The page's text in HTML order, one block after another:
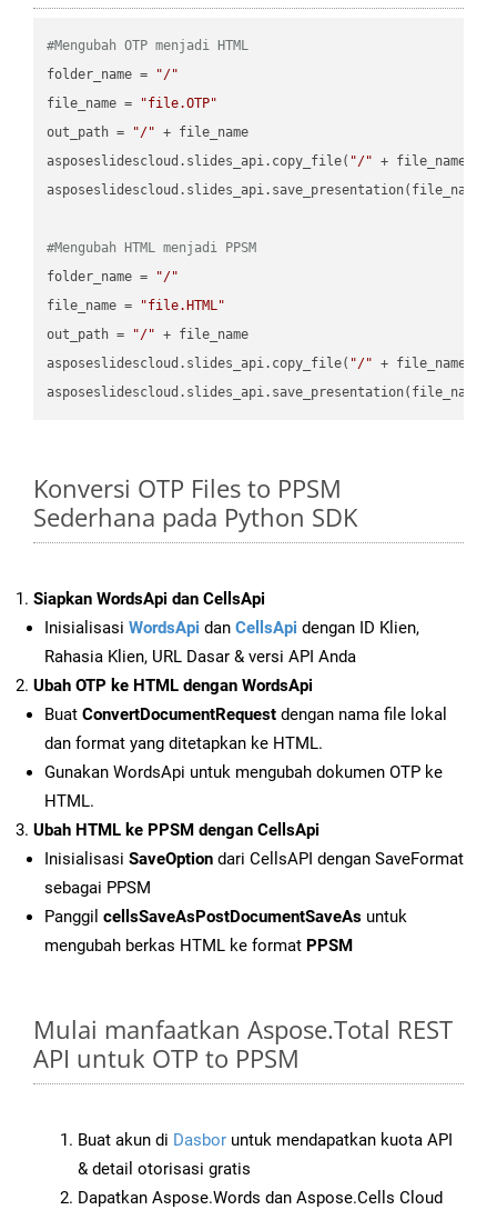
#Mengubah OTP menjadi HTML
folder_name =
"/"
file_name =
"file.OTP"
out_path =
"/" + file_name
asposeslidescloud.slides_api.copy_file( "/" + file_name,
#Mengubah HTML menjadi PPSM
folder_name =
"/"
file_name =
"file.HTML"
out_path =
"/" + file_name
asposeslidescloud.slides_api.copy_file( "/" + file_name,
Konversi OTP Files to PPSM
Sederhana pada Python SDK
Siapkan WordsApi dan CellsApi
Inisialisasi WordsApi dan CellsApi dengan ID Klien,
Rahasia Klien, URL Dasar & versi API Anda
Ubah OTP ke HTML dengan WordsApi
Buat ConvertDocumentRequest dengan nama file lokal
dan format yang ditetapkan ke HTML.
Gunakan WordsApi untuk mengubah dokumen OTP ke
HTML.
Ubah HTML ke PPSM dengan CellsApi
Inisialisasi SaveOption dari CellsAPI dengan SaveFormat
sebagai PPSM
Panggil cellsSaveAsPostDocumentSaveAs untuk
mengubah berkas HTML ke format PPSM
Mulai manfaatkan Aspose.Total REST
API untuk OTP to PPSM
Buat akun di Dasbor untuk mendapatkan kuota API
& detail otorisasi gratis
Dapatkan Aspose.Words dan Aspose.Cells Cloud